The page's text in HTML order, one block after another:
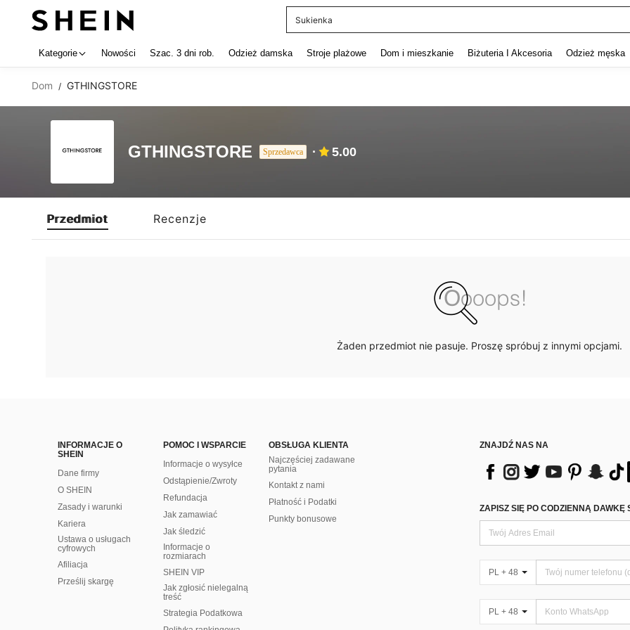
Sukienka
Kategorie Nowości Szac. 3 dni rob. Odzież damska Stroje plażowe Dom i mieszkanie Biżuteria I Akcesoria Odzież męska
Dom / GTHINGSTORE
GTHINGSTORE Sprzedawca 5.00
Przedmiot Recenzje
Żaden przedmiot nie pasuje. Proszę spróbuj z innymi opcjami.
INFORMACJE O
SHEIN
Dane firmy
O SHEIN
Zasady i warunki
Kariera
Ustawa o usługach
cyfrowych
Afiliacja
Prześlij skargę
POMOC I WSPARCIE
Informacje o wysyłce
Odstąpienie/Zwroty
Refundacja
Jak zamawiać
Jak śledzić
Informacje o
rozmiarach
SHEIN VIP
Jak zgłosić nielegalną
treść
Strategia Podatkowa
OBSŁUGA KLIENTA
Najczęściej zadawane
pytania
Kontakt z nami
Płatność i Podatki
Punkty bonusowe
ZNAJDŹ NAS NA
ZAPISZ SIĘ PO CODZIENNĄ DAWKĘ
PL + 48
PL + 48